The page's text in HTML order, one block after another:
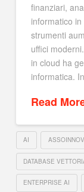
finanziari,
informatico in
strumenti
uffici
in cloud ha
informatica.
Read
AI
DATABASE
ENTERPRISE AI